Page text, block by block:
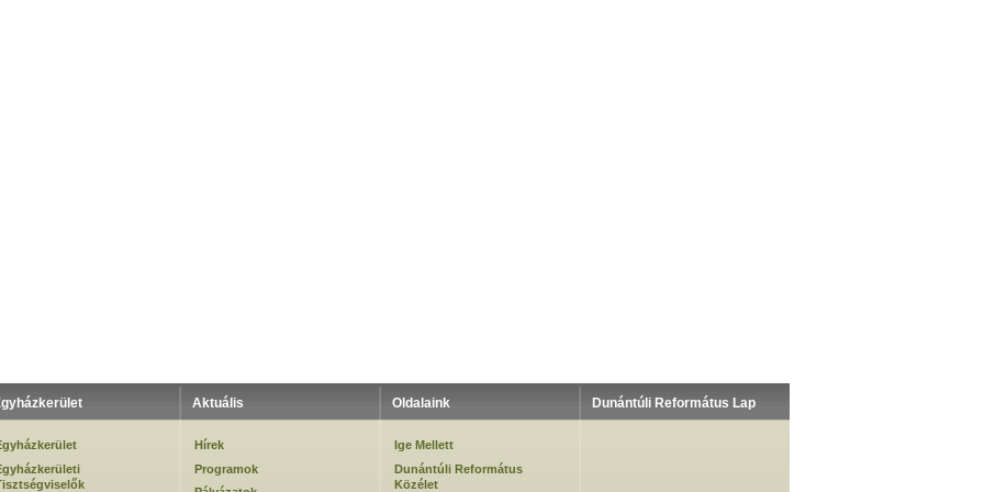
Aktuális
Hírek
Programok
Oldalaink
Ige Mellett
Dunántúli Református
Közélet
Dunántúli Református Lap